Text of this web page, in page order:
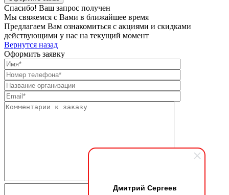
Дмитрий Сергеев
Спасибо! Ваш запрос получен
Мы свяжемся с Вами в ближайшее время
Предлагаем Вам ознакомиться с акциями и скидками
действующими у нас на текущий момент
Вернутся назад
Оформить заявку